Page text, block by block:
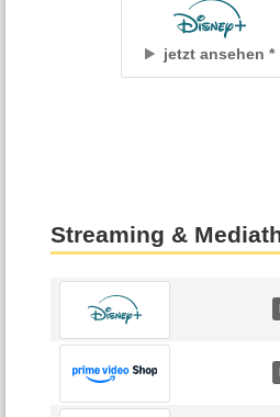
jetzt ansehen
Streaming &